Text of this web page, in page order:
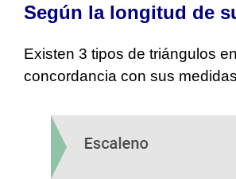
Según la longitud de
Existen 3 tipos de triángulos en
concordancia con sus